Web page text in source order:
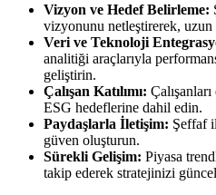
Vizyon ve Hedef Belirleme:
vizyonunu netleştirerek,
Veri ve Teknoloji
analitiği araçlarıyla
geliştirin.
Çalışan Katılımı:
ESG hedeflerine dahil edin.
Paydaşlarla İletişim: Şeffaf
güven oluşturun.
Sürekli Gelişim: Piyasa
takip ederek stratejinizi